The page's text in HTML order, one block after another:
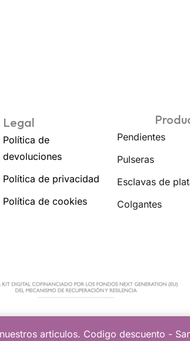
articulos. Codigo descuento -
Legal
Política de
devoluciones
Política de privacidad
Política de cookies
Pendientes
Pulseras
Esclavas de
Colgantes